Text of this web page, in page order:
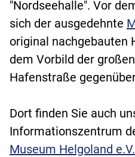
"Nordseehalle". Vor
sich der ausgedehnte
original nachgebauten
dem Vorbild der
Hafenstraße
Dort finden Sie auch
Informationszentrum
Museum Helgoland e.V.